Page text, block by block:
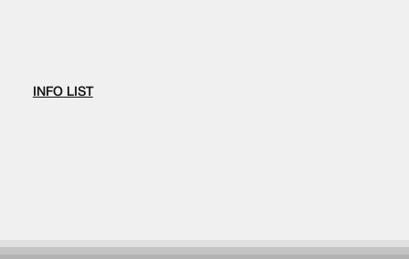
INFO LIST